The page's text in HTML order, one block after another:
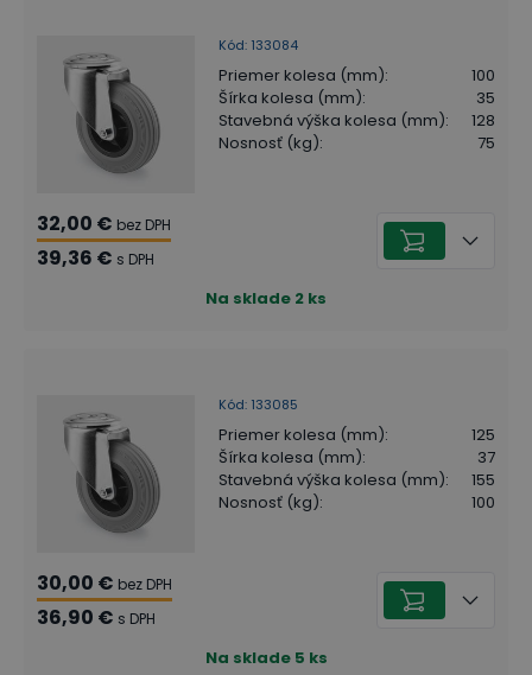
Kód: 133084
Priemer kolesa (mm):
100
Šírka kolesa (mm):
35
Stavebná výška kolesa (mm):
128
Nosnosť (kg): 75
32,00 € bez DPH
39,36 € s DPH
Na sklade 2 ks
Kód: 133085
Priemer kolesa (mm):
125
Šírka kolesa (mm):
37
Stavebná výška kolesa (mm):
155
Nosnosť (kg): 100
30,00 € bez DPH
36,90 € s DPH
Na sklade 5 ks